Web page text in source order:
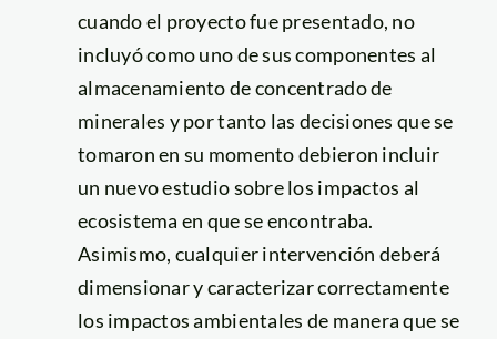
cuando el proyecto fue presentado, no
incluyó como uno de sus componentes al
almacenamiento de concentrado de
minerales y por tanto las decisiones que se
tomaron en su momento debieron incluir
un nuevo estudio sobre los impactos al
ecosistema en que se encontraba.
Asimismo, cualquier intervención deberá
dimensionar y caracterizar correctamente
los impactos ambientales de manera que se